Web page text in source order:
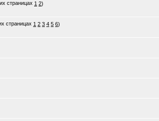
1 2)
1 2 3 4 5 6)